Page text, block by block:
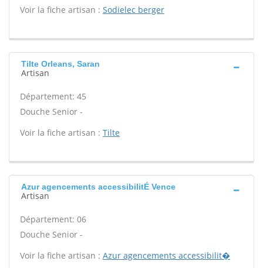
Voir la fiche artisan : Sodielec berger
Tilte Orleans, Saran
Artisan
Département: 45
Douche Senior -
Voir la fiche artisan : Tilte
Azur agencements accessibilitÉ Vence
Artisan
Département: 06
Douche Senior -
Voir la fiche artisan : Azur agencements accessibilit�